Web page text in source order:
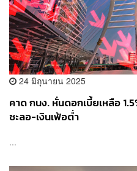
24 มิถุนายน 2025
คาด กนง. หั่นดอกเบี้ยเหลือ
ชะลอ-เงินเฟ้อต่ำ
...